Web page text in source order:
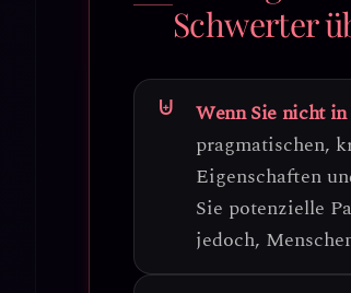
Schwerter
Wenn Sie nicht
pragmatischen,
Eigenschaften
Sie potenzielle
jedoch,